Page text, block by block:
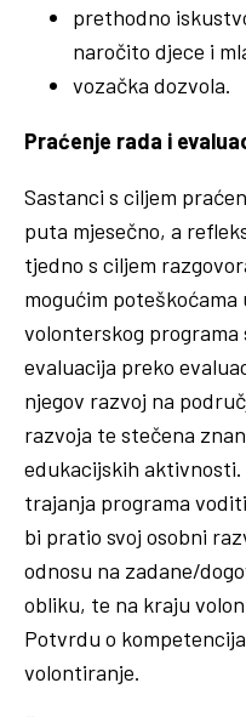
prethodno
naročito djece i
vozačka dozvola.
Praćenje rada i
Sastanci s ciljem
puta mjesečno, a
tjedno s ciljem
mogućim
volonterskog
evaluacija preko
njegov razvoj na
razvoja te stečena
edukacijskih
trajanja programa
bi pratio svoj osobni
odnosu na zadane/
obliku, te na kraju
Potvrdu o
volontiranje.